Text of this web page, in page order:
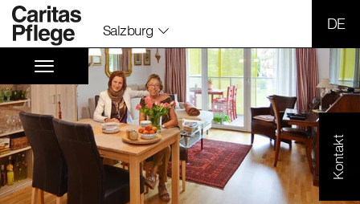
Salzburg
Kontakt